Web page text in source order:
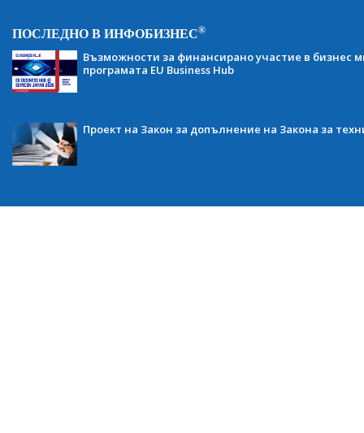
ПОСЛЕДНО В ИНФОБИЗНЕС®
Възможности за финансирано участие в бизнес
програмата EU Business Hub
Проект на Закон за допълнение на Закона за